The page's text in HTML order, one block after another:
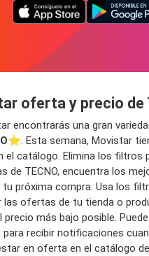
oferta y precio de
encontrarás una gran
⭐️. Esta semana, Movistar
el catálogo. Elimina los filtros
de TECNO, encuentra los
tu próxima compra. Usa los
las ofertas de tu tienda o
precio más bajo posible.
para recibir notificaciones
en oferta en el catálogo